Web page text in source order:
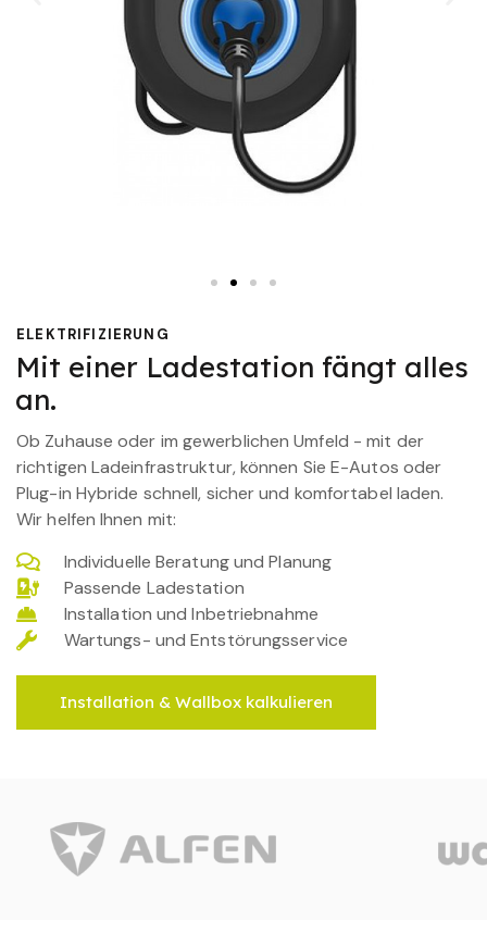
ELEKTRIFIZIERUNG
Mit einer Ladestation fängt alles
an.
Ob Zuhause oder im gewerblichen Umfeld - mit der
richtigen Ladeinfrastruktur, können Sie E-Autos oder
Plug-in Hybride schnell, sicher und komfortabel laden.
Wir helfen Ihnen mit:
Individuelle Beratung und Planung
Passende Ladestation
Installation und Inbetriebnahme
Wartungs- und Entstörungsservice
Installation & Wallbox kalkulieren